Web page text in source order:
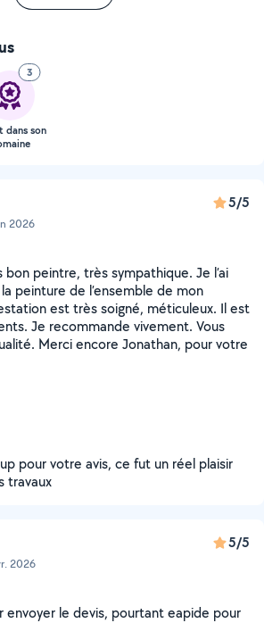
3
dans son
2026
5/5
peintre, très sympathique. Je l’ai
peinture de l’ensemble de mon
est très soigné, méticuleux. Il est
Je recommande vivement. Vous
Merci encore Jonathan, pour votre
pour votre avis, ce fut un réel plaisir
travaux
2026
5/5
envoyer le devis, pourtant eapide pour